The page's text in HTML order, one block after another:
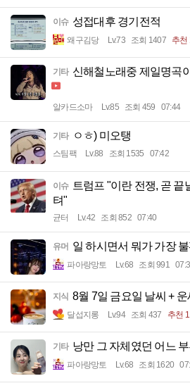
이슈 성접대후 경기전적
왜구김당 Lv.73 조회 1407 추천
기타 신해철노래중 제일명곡
알카드소마 Lv.85 조회 459 07:44
기타 ㅇㅎ) 미오탱
스팀팩 Lv.88 조회 1535 07:42
이슈
트럼프 "이란 전쟁, 곧
텨"
균터 Lv.42 조회 852 07:40
유머 일 하시면서 뭐가 가장
파아랑망토 Lv.68 조회 991
지식 8월 7일 금요일 날씨 + 운
달섭지롱 Lv.94 조회 437 추천 1
기타 낭만 그 자체였던 어느 부
파아랑망토 Lv.68 조회 1620